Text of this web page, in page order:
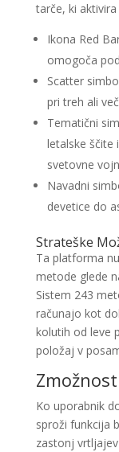
tarče, ki
Ikona Red
omogoča
Scatter
pri treh ali
Tematični
letalske ščite
svetovne
Navadni
devetice do
Strateške
Ta platforma
metode glede
Sistem 243
računajo kot
kolutih od leve
položaj v
Ko uporabnik
sproži funkcija
zastonj